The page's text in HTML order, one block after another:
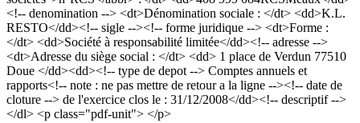
<!-- denomination --> <dt>Dénomination sociale : </dt> <dd>K.L.
RESTO</dd><!-- sigle --><!-- forme juridique --> <dt>Forme :
</dt> <dd>Société à responsabilité limitée</dd><!-- adresse -->
<dt>Adresse du siège social : </dt> <dd> 1 place de Verdun 77510
Doue </dd><dd><!-- type de depot --> Comptes annuels et
rapports<!-- note : ne pas mettre de retour a la ligne --><!-- date de
cloture --> de l'exercice clos le : 31/12/2008</dd><!-- descriptif -->
</dl> <p class="pdf-unit"> </p>